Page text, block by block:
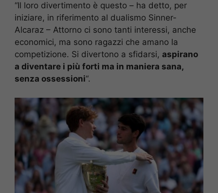
“Il loro divertimento è questo – ha detto, per
iniziare, in riferimento al dualismo Sinner-
Alcaraz – Attorno ci sono tanti interessi, anche
economici, ma sono ragazzi che amano la
competizione. Si divertono a sfidarsi, aspirano
a diventare i più forti ma in maniera sana,
senza ossessioni“.